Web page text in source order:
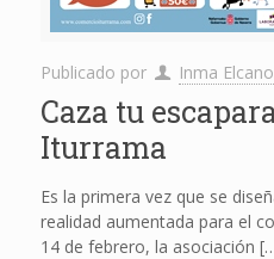
Publicado por Inma Elcano
Caza tu
Iturrama
Es la primera vez que se
realidad aumentada para el
14 de febrero, la asociación